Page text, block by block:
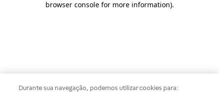
browser console for more information).
Durante sua navegação, podemos utilizar cookies para: